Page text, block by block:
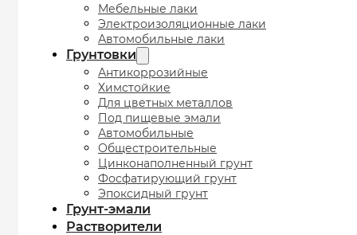
Мебельные лаки
Электроизоляционные лаки
Автомобильные лаки
Грунтовки
Антикоррозийные
Химстойкие
Для цветных металлов
Под пищевые эмали
Автомобильные
Общестроительные
Цинконаполненный грунт
Фосфатирующий грунт
Эпоксидный грунт
Грунт-эмали
Растворители